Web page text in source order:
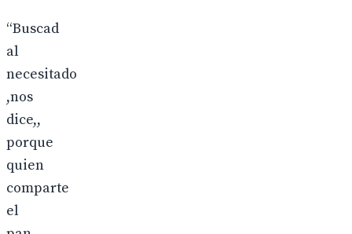
“Buscad
al
necesitado
,nos
dice,,
porque
quien
comparte
el